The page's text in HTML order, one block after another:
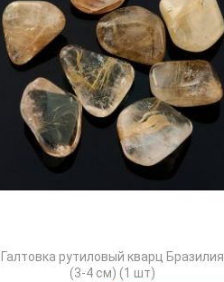
Галтовка рутиловый кварц Бразилия
(3-4 см) (1 шт)